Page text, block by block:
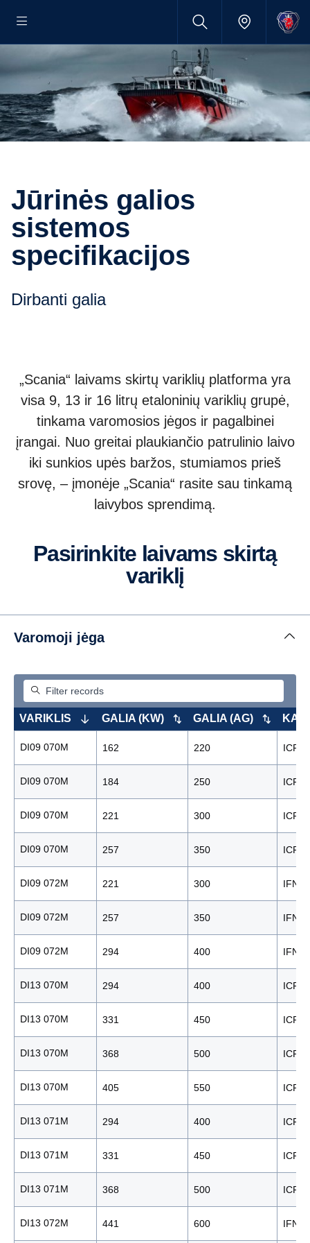
Jūrinės galios
sistemos
specifikacijos
Dirbanti galia
„Scania“ laivams skirtų variklių platforma yra
visa 9, 13 ir 16 litrų etaloninių variklių grupė,
tinkama varomosios jėgos ir pagalbinei
įrangai. Nuo greitai plaukiančio patrulinio laivo
iki sunkios upės baržos, stumiamos prieš
srovę, – įmonėje „Scania“ rasite sau tinkamą
laivybos sprendimą.
Pasirinkite laivams skirtą
variklį
Varomoji jėga
VARIKLIS GALIA (KW) GALIA (AG)
DI09 070M 162 220 ICFN
DI09 070M 184 250 ICFN
DI09 070M 221 300 ICFN
DI09 070M 257 350 ICFN
DI09 072M 221 300 IFN
DI09 072M 257 350 IFN
DI09 072M 294 400 IFN
DI13 070M 294 400 ICFN
DI13 070M 331 450 ICFN
DI13 070M 368 500 ICFN
DI13 070M 405 550 ICFN
DI13 071M 294 400 ICFN
DI13 071M 331 450 ICFN
DI13 071M 368 500 ICFN
DI13 072M 441 600 IFN